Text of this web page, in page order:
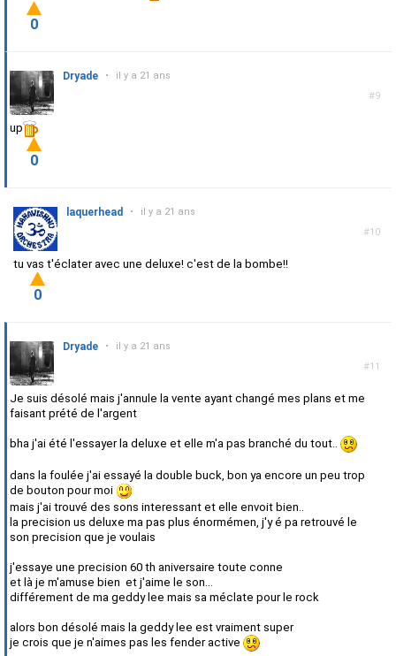
0
#9
Dryade • il y a 21 ans
up
0
#10
laquerhead • il y a 21 ans
tu vas t'éclater avec une deluxe! c'est de la bombe!!
0
#11
Dryade • il y a 21 ans
Je suis désolé mais j'annule la vente ayant changé mes plans et me
faisant prété de l'argent
bha j'ai été l'essayer la deluxe et elle m'a pas branché du tout..
dans la foulée j'ai essayé la double buck, bon ya encore un peu trop
de bouton pour moi
mais j'ai trouvé des sons interessant et elle envoit bien..
la precision us deluxe ma pas plus énormémen, j'y é pa retrouvé le
son precision que je voulais
j'essaye une precision 60 th aniversaire toute conne
et là je m'amuse bien et j'aime le son...
différement de ma geddy lee mais sa méclate pour le rock
alors bon désolé mais la geddy lee est vraiment super
je crois que je n'aimes pas les fender active